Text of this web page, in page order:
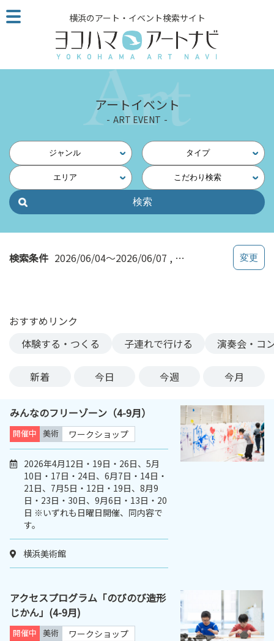
こ
の
ジ
読
他
ペ
の
横浜のアート・イベント検索サイト
アートイベント
ART EVENT
ジャンル タイプ
エリア こだわり検索
検索条件 2026/06/04～2026/06/07 ワークショップ
おすすめリンク
体験する・つくる
子連れで行ける 演奏会・コ
新着 今日 今週 今月
みんなのフリーゾーン（4-9月）
開催中 美術 ワークショップ
2026年4月12日・19日・26日、5月
10日・17日・24日、6月7日・14日・
21日、7月5日・12日・19日、8月9
日・23日・30日、9月6日・13日・20
日 ※いずれも日曜日開催、同内容で
す。
横浜美術館
アクセスプログラム「のびのび造形
じかん」(4-9月)
開催中 美術 ワークショップ